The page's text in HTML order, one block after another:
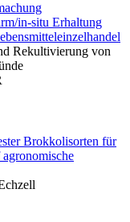
in-situ Erhaltung
Rekultivierung von
Brokkolisorten für